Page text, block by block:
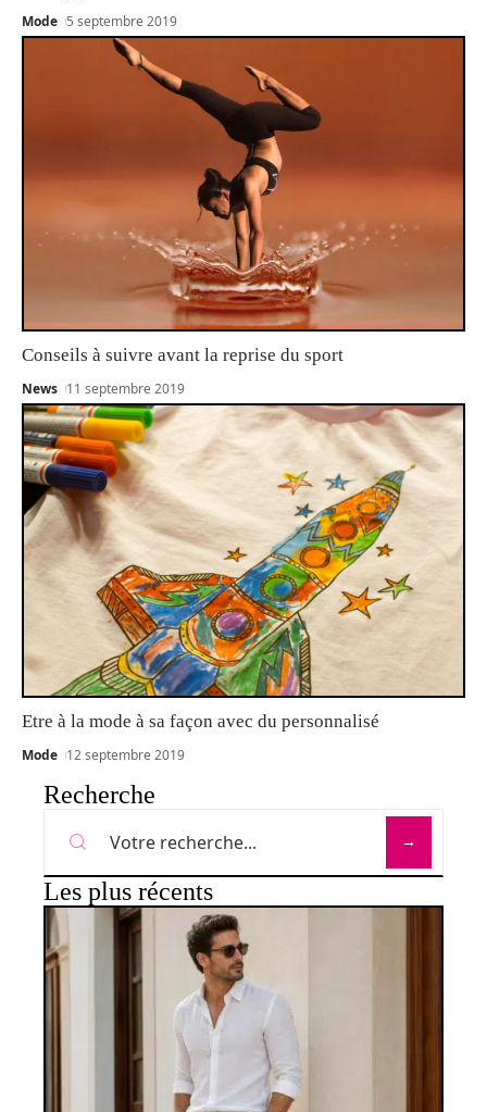
Mode 5 septembre 2019
Conseils à suivre avant la reprise du sport
News 11 septembre 2019
Etre à la mode à sa façon avec du personnalisé
Mode 12 septembre 2019
Recherche
Les plus récents